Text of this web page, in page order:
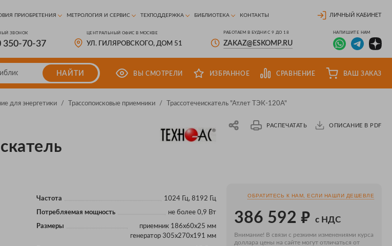
ПРИОБРЕТЕНИЯ МЕТРОЛОГИЯ И СЕРВИС ТЕХПОДДЕРЖКА БИБЛИОТЕКА КОНТАКТЫ ЛИЧНЫЙ КАБИНЕТ
ЗВОНОК
350-70-37
ЦЕНТРАЛЬНЫЙ ОФИС В МОСКВЕ
УЛ. ГИЛЯРОВСКОГО, ДОМ 51
РАБОТАЕМ В БУДНИ С 9 ДО 18
ZAKAZ@ESKOMP.RU
НАПИШИТЕ НАМ
НАЙТИ ВЫ СМОТРЕЛИ ИЗБРАННОЕ СРАВНЕНИЕ ВАШ ЗАКАЗ
для энергетики / Трассопоисковые приемники / Трассотечеискатель "Атлет ТЭК-120А"
РАСПЕЧАТАТЬ ОПИСАНИЕ В PDF
Частота 1024 Гц, 8192 Гц
Потребляемая мощность не более 0,9 Вт
Размеры
приемник 186х60х25 мм
генератор 305х270х191 мм
ОБРАТИТЕСЬ К НАМ, ЕСЛИ НАШЛИ ДЕШЕВЛЕ
386 592 ₽ с НДС
Внимание! В связи с резкими изменениями курса
доллара цены на сайте могут отличаться от